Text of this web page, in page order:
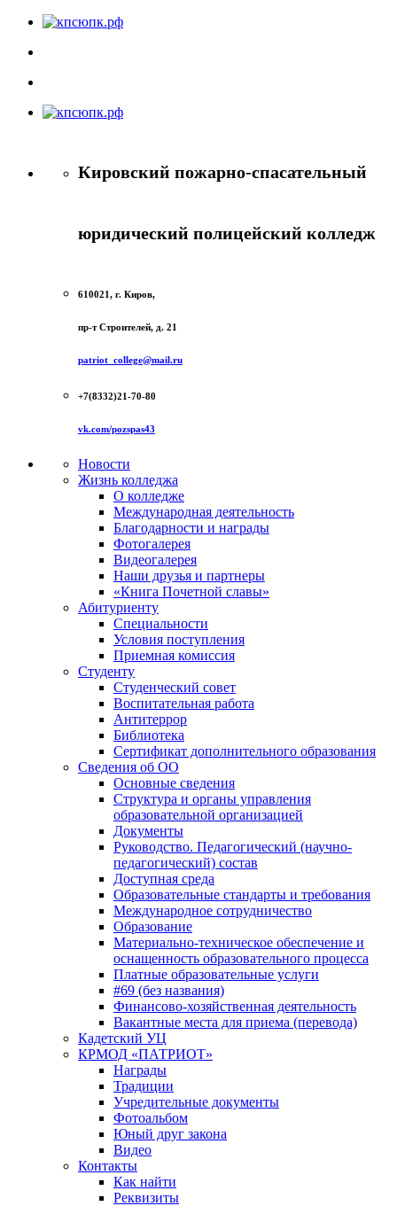
Кировский пожарно-спасательный
юридический полицейский колледж
610021, г. Киров,
пр-т Строителей, д. 21
patriot_college@mail.ru
+7(8332)21-70-80
vk.com/pozspas43
Новости
Жизнь колледжа
О колледже
Международная деятельность
Благодарности и награды
Фотогалерея
Видеогалерея
Наши друзья и партнеры
«Книга Почетной славы»
Абитуриенту
Специальности
Условия поступления
Приемная комиссия
Студенту
Студенческий совет
Воспитательная работа
Антитеррор
Библиотека
Сертификат дополнительного образования
Сведения об ОО
Основные сведения
Структура и органы управления
образовательной организацией
Документы
Руководство. Педагогический (научно-
педагогический) состав
Доступная среда
Образовательные стандарты и требования
Международное сотрудничество
Образование
Материально-техническое обеспечение и
оснащенность образовательного процесса
Платные образовательные услуги
#69 (без названия)
Финансово-хозяйственная деятельность
Вакантные места для приема (перевода)
Кадетский УЦ
КРМОД «ПАТРИОТ»
Награды
Традиции
Учредительные документы
Фотоальбом
Юный друг закона
Видео
Контакты
Как найти
Реквизиты